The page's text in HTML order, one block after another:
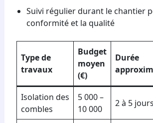
Suivi régulier durant le chantier
conformité et la qualité
Type de
travaux
Budget
moyen
(€)
Durée
Isolation des
combles
5 000 –
10 000
2 à 5 jours